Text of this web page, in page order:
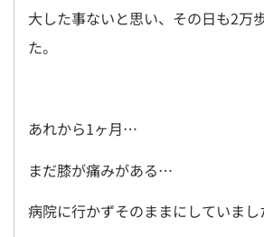
大した事ないと思い、その日も2万
た。
あれから1ヶ月…
まだ膝が痛みがある…
病院に行かずそのままにしていまし